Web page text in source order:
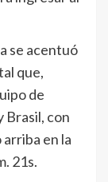
se acentuó
que,
de
Brasil, con
en la
21s.